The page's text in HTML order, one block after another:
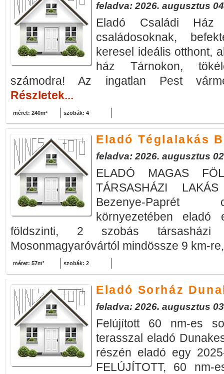
feladva: 2026. augusztus
Eladó Családi
családosoknak,
keresel ideális otthont,
ház Tárnokon,
számodra! Az ingatlan Pest
Részletek...
méret: 240m² szobák: 4
Eladó Téglalakás
feladva: 2026. augusztus
ELADÓ MAGAS
TÁRSASHÁZI LAKÁS
Bezenye-Paprét
környezetében
földszinti, 2 szobás
Mosonmagyaróvártól mindössze 9 km-
méret: 57m² szobák: 2
Eladó Sorház
feladva: 2026. augusztus
Felújított 60 nm-es
terasszal eladó
részén eladó egy
FELÚJÍTOTT, 60 nm-